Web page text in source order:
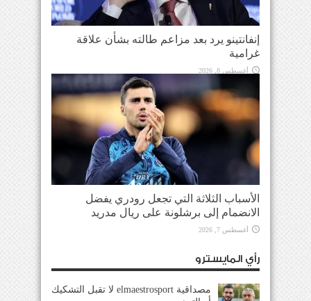
إنفانتينو يرد بعد مزاعم طالته بشأن علاقة
غرامية
أغسطس 8, 2026
الأسباب الثلاثة التي تجعل رودري يفضل
الانضمام إلى برشلونة على ريال مدريد
أغسطس 7, 2026
رأي المايسترو
مصداقية elmaestrosport لا تقبل التشكيك